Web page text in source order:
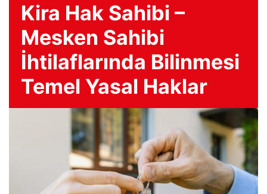
Kira Hak Sahibi –
Mesken Sahibi
İhtilaflarında Bilinmesi
Temel Yasal Haklar